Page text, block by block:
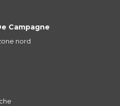
Campagne
nord